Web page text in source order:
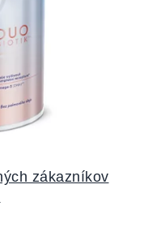
zákazníkov